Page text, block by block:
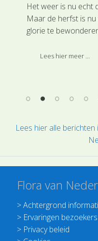
Het weer is nu echt
Maar de herfst is
glorie te
(Quercus rubra)
Lees hier meer ...
Lees hier alle
Flora van
>Achtergrond
> Ervaringen bezoekers
> Privacy beleid